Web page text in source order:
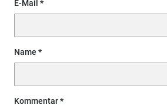
E-Mail
Name
Kommentar